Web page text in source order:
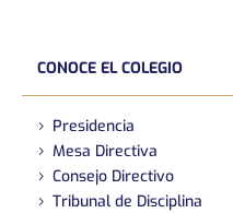
CONOCE EL COLEGIO
Presidencia
Mesa Directiva
Consejo Directivo
Tribunal de Disciplina